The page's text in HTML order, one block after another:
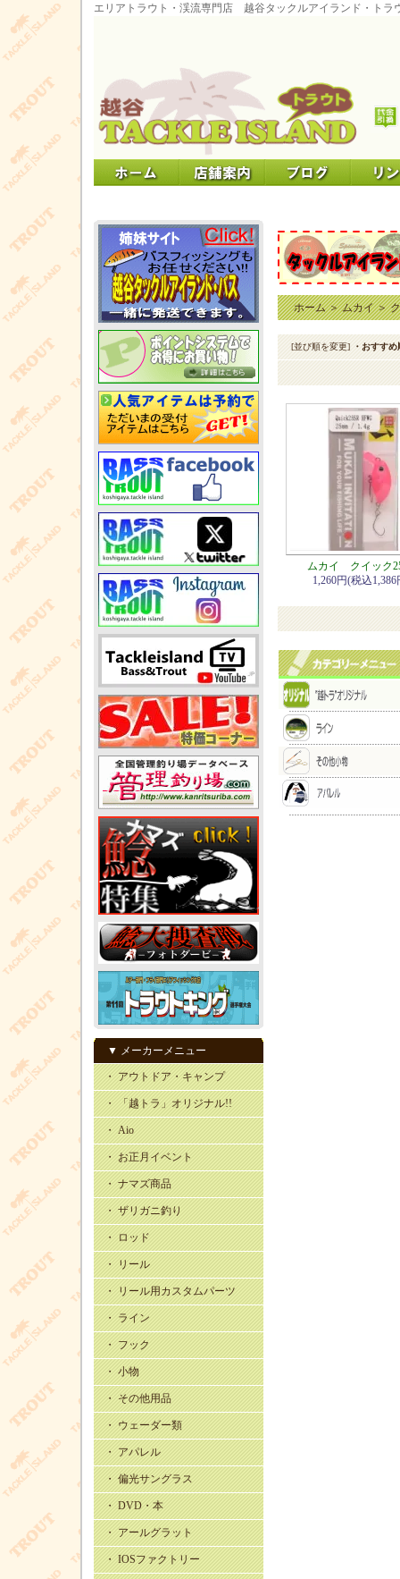
エリアトラウト・渓流専門店 越谷タックルアイランド・トラ
▼ メーカーメニュー
・ アウトドア・キャンプ
・ 「越トラ」オリジナル!!
・ Aio
・ お正月イベント
・ ナマズ商品
・ ザリガニ釣り
・ ロッド
・ リール
・ リール用カスタムパーツ
・ ライン
・ フック
・ 小物
・ その他用品
・ ウェーダー類
・ アパレル
・ 偏光サングラス
・ DVD・本
・ アールグラット
・ IOSファクトリー
ホーム＞ムカイ＞
[並び順を変更] ・おすすめ
ムカイ クイック
1,260円(税込1,386